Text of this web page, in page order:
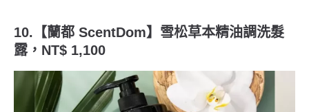
10.【蘭都 ScentDom】雪松草本精油調洗髮
露，NT$ 1,100